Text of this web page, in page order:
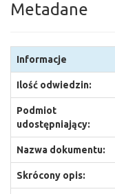
Metadane
Informacje
Ilość odwiedzin:
Podmiot
udostępniający:
Nazwa dokumentu:
Skrócony opis: